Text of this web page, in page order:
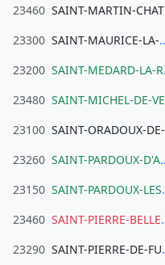
23460 SAINT-MARTIN-CHATEAU
23300 SAINT-MAURICE-LA-SOUTERRAINE
23200 SAINT-MEDARD-LA-ROCHETTE
23480 SAINT-MICHEL-DE-VEISSE
23100 SAINT-ORADOUX-DE-CHIROUZE
23260 SAINT-PARDOUX-D'ARNET
23150 SAINT-PARDOUX-LES-CARDS
23460 SAINT-PIERRE-BELLEVUE
23290 SAINT-PIERRE-DE-FURSAC